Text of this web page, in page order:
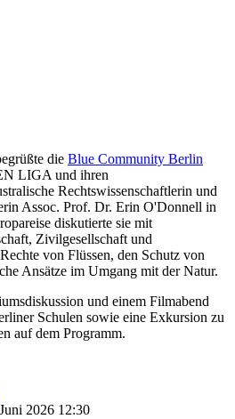
die Blue Community Berlin
LIGA und ihren
Rechtswissenschaftlerin und
Assoc. Prof. Dr. Erin O'Donnell in
diskutierte sie mit
Zivilgesellschaft und
von Flüssen, den Schutz von
Ansätze im Umgang mit der Natur.
und einem Filmabend
Schulen sowie eine Exkursion zu
auf dem Programm.
2026 12:30